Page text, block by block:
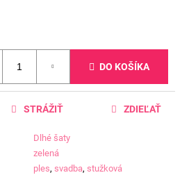
DO KOŠÍKA
Dlhé šaty
zelená
ples, svadba, stužková
STRÁŽIŤ ZDIEĽAŤ